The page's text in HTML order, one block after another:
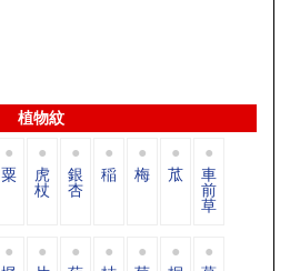
植物紋
粟 虎
杖
銀
杏
稲 梅 苽 車
前
草